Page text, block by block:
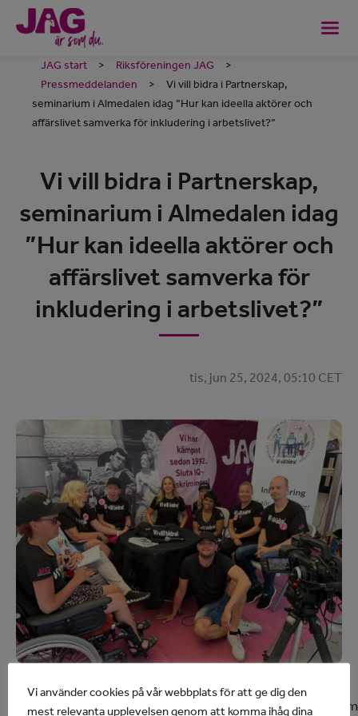
JAG start > Riksföreningen JAG
>
Pressmeddelanden
>
Vi vill bidra i Partnerskap,
seminarium i Almedalen idag ”Hur kan ideella aktörer och
affärslivet samverka för inkludering i arbetslivet?”
Vi vill bidra i Partnerskap,
seminarium i Almedalen idag
”Hur kan ideella aktörer och
affärslivet samverka för
inkludering i arbetslivet?”
tis, jun 25, 2024, 05:10 CET
Kraven på företagens hållbarhetsredovisning ökar
Vi använder cookies på vår webbplats för att ge dig den
mest relevanta upplevelsen genom att komma ihåg dina